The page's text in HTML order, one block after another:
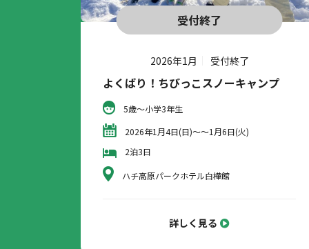
受付終了
2026年1月 受付終了
よくばり！ちびっこスノーキャンプ
5歳～小学3年生
2026年1月4日(日)～～1月6日(火)
2泊3日
ハチ高原パークホテル白樺館
詳しく見る